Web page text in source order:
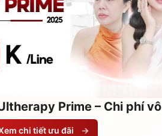
Prime – Chi phí
chi tiết ưu đãi →